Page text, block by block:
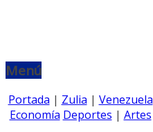
Menú
Portada | Zulia | Venezuela
Economía Deportes | Artes